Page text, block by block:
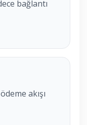
bağlantı
akışı